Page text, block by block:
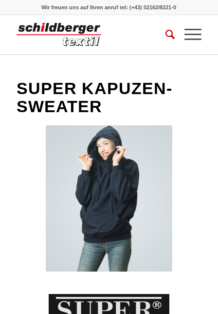
Wir freuen uns auf Ihren anruftel: (+43) 02162/8221-0
SUPER KAPUZEN-
SWEATER